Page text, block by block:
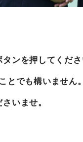
ンを押してくだ
とでも構いません
いませ。